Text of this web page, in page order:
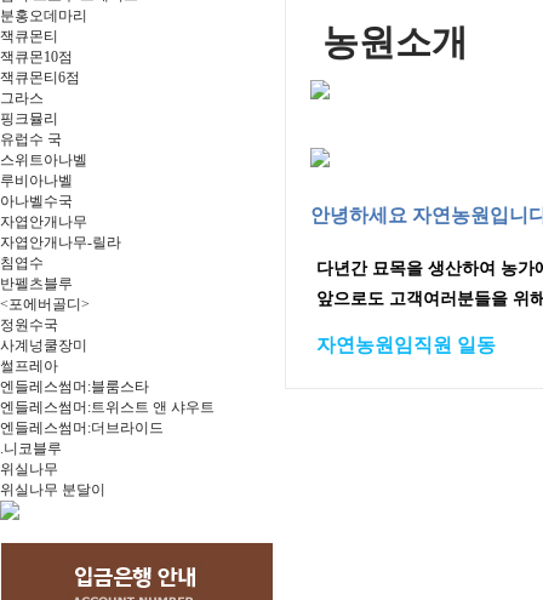
분홍오데마리
잭큐몬티
잭큐몬10점
잭큐몬티6점
그라스
핑크뮬리
유럽수 국
스위트아나벨
루비아나벨
아나벨수국
자엽안개나무
자엽안개나무-릴라
침엽수
반펠츠블루
<포에버골디>
정원수국
사계넝쿨장미
썰프레아
엔들레스썸머:블룸스타
엔들레스썸머:트위스트 앤 샤우트
엔들레스썸머:더브라이드
.니코블루
위실나무
위실나무 분달이
농원소개
안녕하세요 자연농원입니
다년간 묘목을 생산하여 농
앞으로도 고객여러분들을 위
자연농원임직원 일동